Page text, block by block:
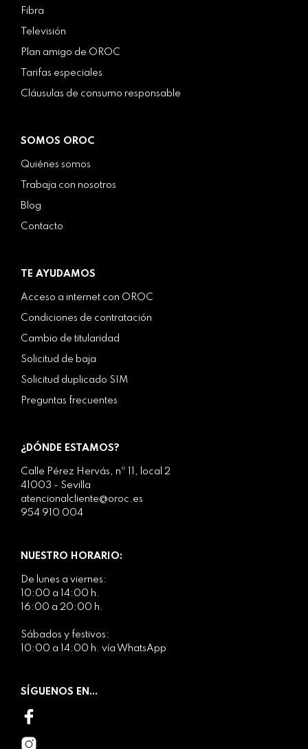
Fibra
Televisión
Plan amigo de OROC
Tarifas especiales
Cláusulas de consumo responsable
SOMOS OROC
Quiénes somos
Trabaja con nosotros
Blog
Contacto
TE AYUDAMOS
Acceso a internet con OROC
Condiciones de contratación
Cambio de titularidad
Solicitud de baja
Solicitud duplicado SIM
Preguntas frecuentes
¿DÓNDE ESTAMOS?
Calle Pérez Hervás, nº 11, local 2
41003 - Sevilla
atencionalcliente@oroc.es
954 910 004
NUESTRO HORARIO:
De lunes a viernes:
10:00 a 14:00 h.
16:00 a 20:00 h.
Sábados y festivos:
10:00 a 14:00 h. vía WhatsApp
SÍGUENOS EN...